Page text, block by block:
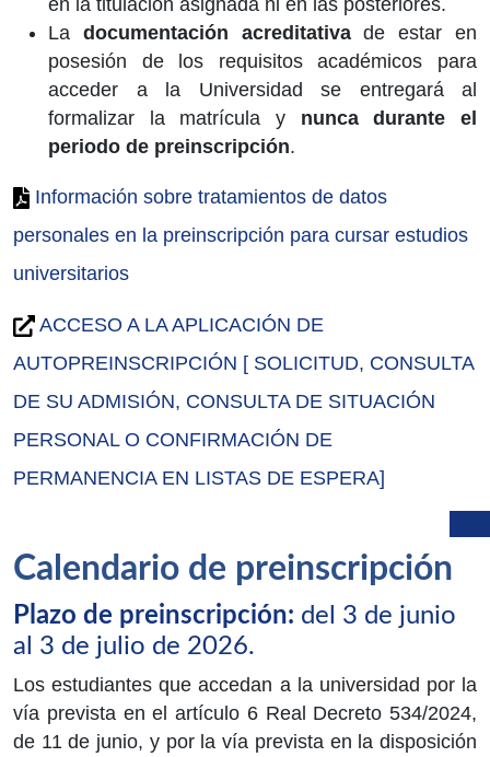
La documentación acreditativade estar en
posesión de los requisitos académicos para
acceder a la Universidad se entregará al
formalizar la matrícula y nunca durante el
periodo de preinscripción.
Información sobre tratamientos de datos
personales en la preinscripción para cursar estudios
universitarios
ACCESO A LA APLICACIÓN DE
AUTOPREINSCRIPCIÓN [ SOLICITUD, CONSULTA
DE SU ADMISIÓN, CONSULTA DE SITUACIÓN
PERSONAL O CONFIRMACIÓN DE
PERMANENCIA EN LISTAS DE ESPERA]
Calendario de preinscripción
Plazo de preinscripción: del 3 de junio
al 3 de julio de 2026.
Los estudiantes que accedan a la universidad por la
vía prevista en el artículo 6 Real Decreto 534/2024,
de 11 de junio, y por la vía prevista en la disposición